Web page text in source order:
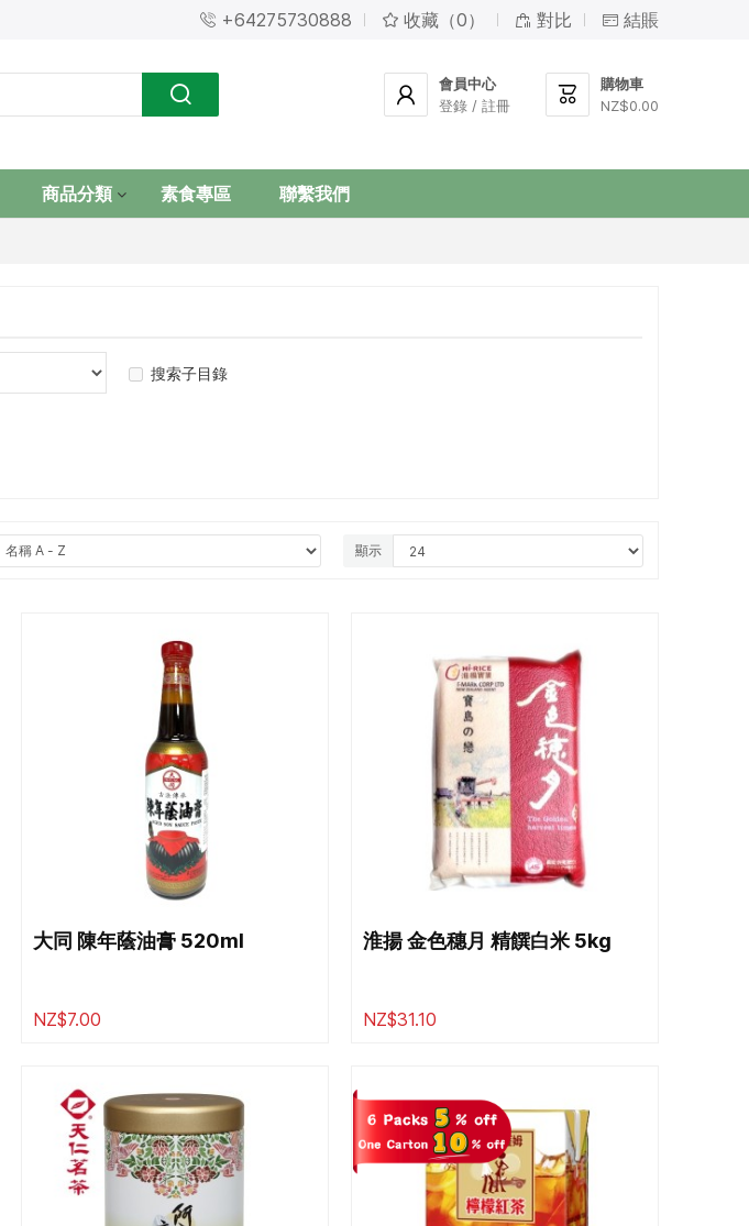
 +64275730888  收藏（0）  對比  結賬
 
購物車
NZ$0.00

會員中心
登錄 / 註冊
商品分類 素食專區 聯繫我們
搜索子目錄
顯示
大同 陳年蔭油膏 520ml
NZ$7.00
淮揚 金色穗月 精饌白米 5kg
NZ$31.10